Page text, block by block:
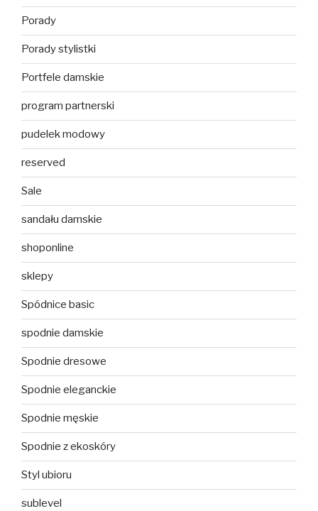
Porady
Porady stylistki
Portfele damskie
program partnerski
pudelek modowy
reserved
Sale
sandału damskie
shoponline
sklepy
Spódnice basic
spodnie damskie
Spodnie dresowe
Spodnie eleganckie
Spodnie męskie
Spodnie z ekoskóry
Styl ubioru
sublevel